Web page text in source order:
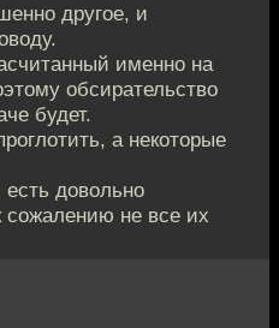
другое, и
именно на
обсирательство
будет.
а некоторые
довольно
сожалению не все их